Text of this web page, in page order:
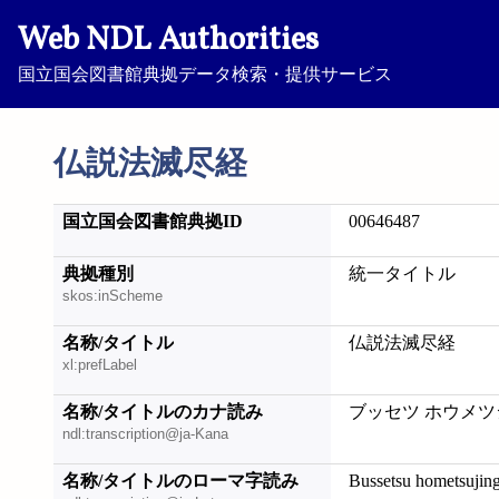
Web NDL Authorities
国立国会図書館典拠データ検索・提供サービス
仏説法滅尽経
国立国会図書館典拠ID 00646487
典拠種別
skos:inScheme
統一タイトル
名称/タイトル
xl:prefLabel
仏説法滅尽経
名称/タイトルのカナ読み
ndl:transcription@ja-Kana
ブッセツ ホウメ
名称/タイトルのローマ字読み Bussetsu